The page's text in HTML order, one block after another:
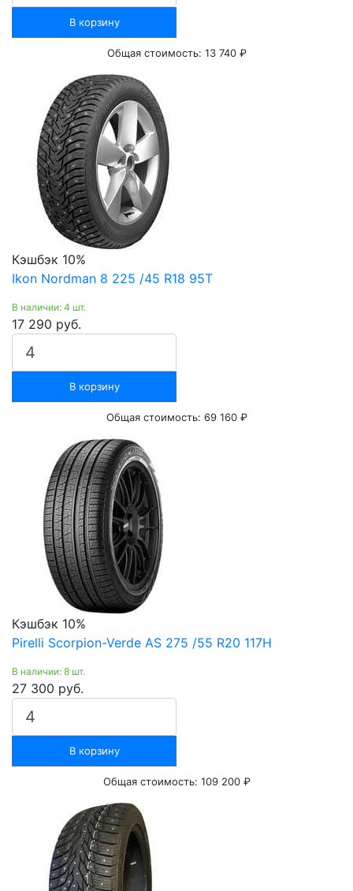
В корзину
Общая стоимость: 13 740 ₽
Кэшбэк 10%
Ikon Nordman 8 225 /45 R18 95T
В наличии: 4 шт.
17 290 руб.
В корзину
Общая стоимость: 69 160 ₽
Кэшбэк 10%
Pirelli Scorpion-Verde AS 275 /55 R20 117H
В наличии: 8 шт.
27 300 руб.
В корзину
Общая стоимость: 109 200 ₽